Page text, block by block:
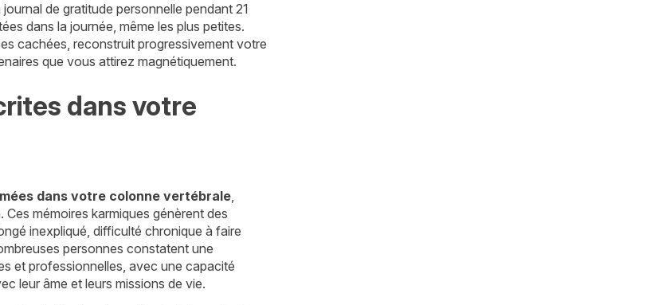
de gratitude personnelle pendant 21
dans la journée, même les plus petites.
cachées, reconstruit progressivement votre
que vous attirez magnétiquement.
dans votre
dans votre colonne vertébrale,
mémoires karmiques génèrent des
inexpliqué, difficulté chronique à faire
personnes constatent une
et professionnelles, avec une capacité
leur âme et leurs missions de vie.